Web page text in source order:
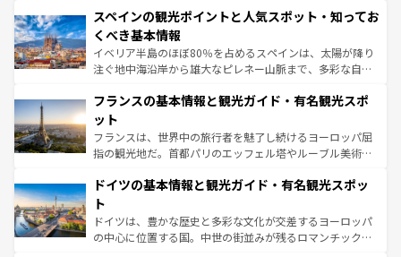
ろん、トスカーナの美しい田園風景やアマルフィ海岸の絶
景など、自然景観も見逃せない。観光の合間には、本場の
ピザやパスタなど、絶品のイタリア料理を堪能することも
できる。朝目覚めてから夜眠るまで、すべての瞬間を楽し
なお、新着のイタリア情報はコンテンツ一覧を参照してほ
しい。
スペインの観光ポイントと人気スポット・知ってお
くべき基本情報
イベリア半島のほぼ80％を占めるスペインは、太陽が降り
注ぐ地中海沿岸から雄大なピレネー山脈まで、多彩な自然
文化が根付くこの国では、情熱的なフラメンコ、熱気あふ
れる闘牛、そして美味しいタパスが生活の一部となってい
る。首都マドリードの洗練された雰囲気や、バルセロナの
アートに溢れた街角から、地方では古代ローマ遺跡や中世
せる。地方によって風土や気候が異なるスペインはその個
ンテンツ一覧 を参照してほしい。
フランスの基本情報と観光ガイド・有名観光スポ
ット
フランスは、世界中の旅行者を魅了し続けるヨーロッパ屈
指の観光地だ。首都パリのエッフェル塔やルーブル美術館
で、幅広い魅力が詰まっている。華麗な宮殿、歴史的な大
聖堂、美しいビーチ、そして豊かな自然が、訪れる者を心
から魅了する。また、フランスは美食の国としても知ら
れ、フランス料理はユネスコ無形文化遺産にも登録されて
ドイツの基本情報と観光ガイド・有名観光スポッ
ト
ドイツは、豊かな歴史と多彩な文化が交差するヨーロッパ
の中心に位置する国。中世の街並みが残るロマンチック街